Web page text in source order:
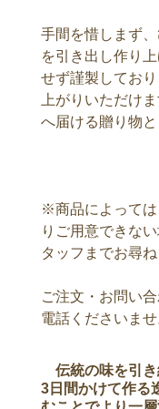
手間を惜しまず
を引き出し作り
せず謹製してお
上がりいただけ
へ届ける贈り物と
※商品によっては
りご用意できな
タッフまでお尋ね
ご注文・お問い
電話くださいませ
伝統の味を引き
3日間かけて作る